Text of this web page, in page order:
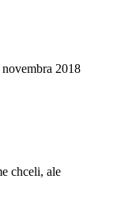
2018
chceli, ale